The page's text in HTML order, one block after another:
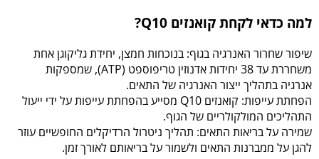
למה כדאי לקחת קואנזים Q10?
שיפור שחרור האנרגיה בגוף: בנוכחות חמצן, יחידת גליקוגן אחת
משחררת עד 38 יחידות אדנוזין טריפוספט (ATP), שמספקות
אנרגיה בתהליך ייצור האנרגיה של התאים.
הפחתת עייפות: קואנזים Q10 מסייע בהפחתת עייפות על ידי ייעול
התהליכים המולקולריים של הגוף.
שמירה על בריאות התאים: תהליך ניטרול הרדיקלים החופשיים עוזר
להגן על ממברנות התאים ולשמור על בריאותם לאורך זמן.